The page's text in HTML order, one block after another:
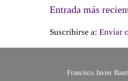
Entrada más
Suscribirse a: Enviar
Francisco Javier